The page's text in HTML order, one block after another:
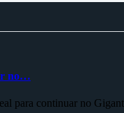
no…
para continuar no